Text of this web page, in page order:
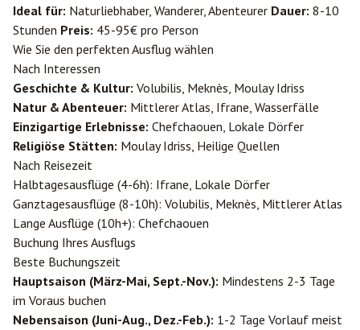
Ideal für: Naturliebhaber, Wanderer, Abenteurer Dauer: 8-10
Stunden Preis: 45-95€ pro Person
Wie Sie den perfekten Ausflug wählen
Nach Interessen
Geschichte & Kultur: Volubilis, Meknès, Moulay Idriss
Natur & Abenteuer: Mittlerer Atlas, Ifrane, Wasserfälle
Einzigartige Erlebnisse: Chefchaouen, Lokale Dörfer
Religiöse Stätten: Moulay Idriss, Heilige Quellen
Nach Reisezeit
Halbtagesausflüge (4-6h): Ifrane, Lokale Dörfer
Ganztagesausflüge (8-10h): Volubilis, Meknès, Mittlerer Atlas
Lange Ausflüge (10h+): Chefchaouen
Buchung Ihres Ausflugs
Beste Buchungszeit
Hauptsaison (März-Mai, Sept.-Nov.): Mindestens 2-3 Tage
im Voraus buchen
Nebensaison (Juni-Aug., Dez.-Feb.): 1-2 Tage Vorlauf meist